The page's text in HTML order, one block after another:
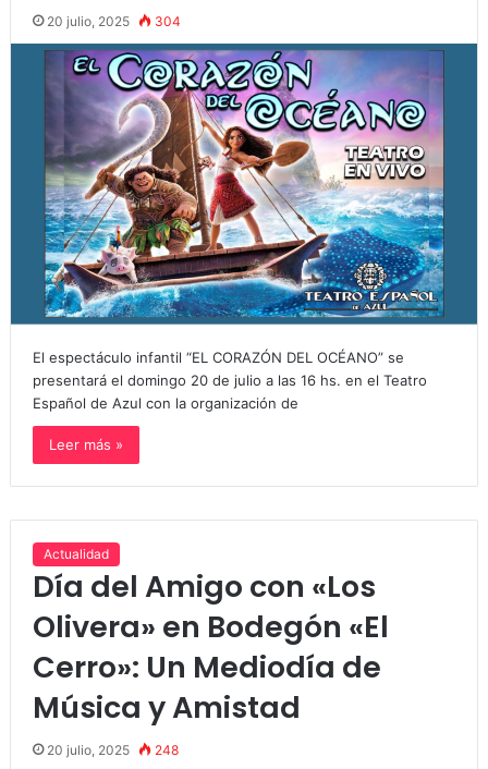
20 julio, 2025 304
El espectáculo infantil “EL CORAZÓN DEL OCÉANO” se
presentará el domingo 20 de julio a las 16 hs. en el Teatro
Español de Azul con la organización de
Leer más »
Actualidad
Día del Amigo con «Los
Olivera» en Bodegón «El
Cerro»: Un Mediodía de
Música y Amistad
20 julio, 2025 248